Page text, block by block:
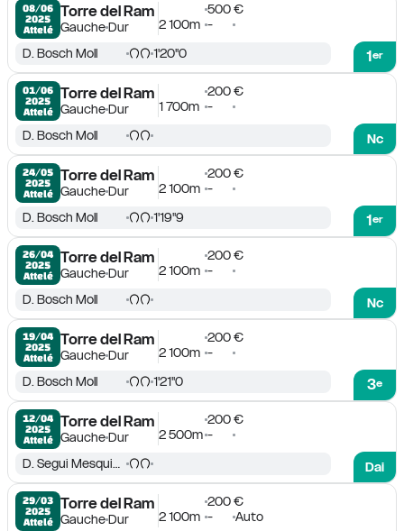
08/06
2025
Attelé
Torre del Ram
GaucheDur
500 €
2 100m -
1er
D. Bosch Moll 1'20''0
01/06
2025
Attelé
Torre del Ram
GaucheDur
200 €
1 700m -
Nc
D. Bosch Moll
24/05
2025
Attelé
Torre del Ram
GaucheDur
200 €
2 100m -
1er
D. Bosch Moll 1'19''9
26/04
2025
Attelé
Torre del Ram
GaucheDur
200 €
2 100m -
Nc
D. Bosch Moll
19/04
2025
Attelé
Torre del Ram
GaucheDur
200 €
2 100m -
3e
D. Bosch Moll 1'21''0
12/04
2025
Attelé
Torre del Ram
GaucheDur
200 €
2 500m -
Dai
D. Segui Mesquida
29/03
2025
Attelé
Torre del Ram
GaucheDur
200 €
2 100m - Auto